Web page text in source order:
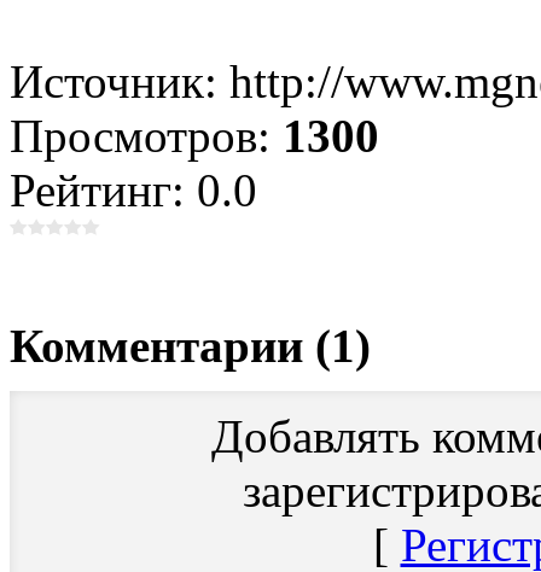
Источник: http://
Просмотров: 1300
Рейтинг: 0.0
Комментарии (1)
Добавлять
[